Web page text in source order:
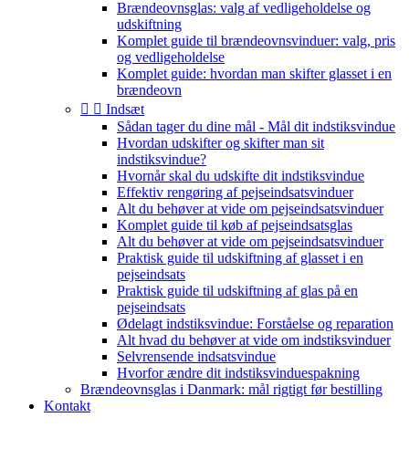
Brændeovnsglas: valg af vedligeholdelse og
udskiftning
Komplet guide til brændeovnsvinduer: valg, pris
og vedligeholdelse
Komplet guide: hvordan man skifter glasset i en
brændeovn
  Indsæt
Sådan tager du dine mål - Mål dit indstiksvindue
Hvordan udskifter og skifter man sit
indstiksvindue?
Hvornår skal du udskifte dit indstiksvindue
Effektiv rengøring af pejseindsatsvinduer
Alt du behøver at vide om pejseindsatsvinduer
Komplet guide til køb af pejseindsatsglas
Alt du behøver at vide om pejseindsatsvinduer
Praktisk guide til udskiftning af glasset i en
pejseindsats
Praktisk guide til udskiftning af glas på en
pejseindsats
Ødelagt indstiksvindue: Forståelse og reparation
Alt hvad du behøver at vide om indstiksvinduer
Selvrensende indsatsvindue
Hvorfor ændre dit indstiksvinduespakning
Brændeovnsglas i Danmark: mål rigtigt før bestilling
Kontakt